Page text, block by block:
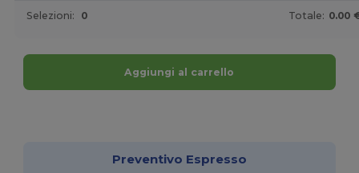
Selezioni: 0 Totale: 0.00
Aggiungi al carrello
Preventivo Espresso